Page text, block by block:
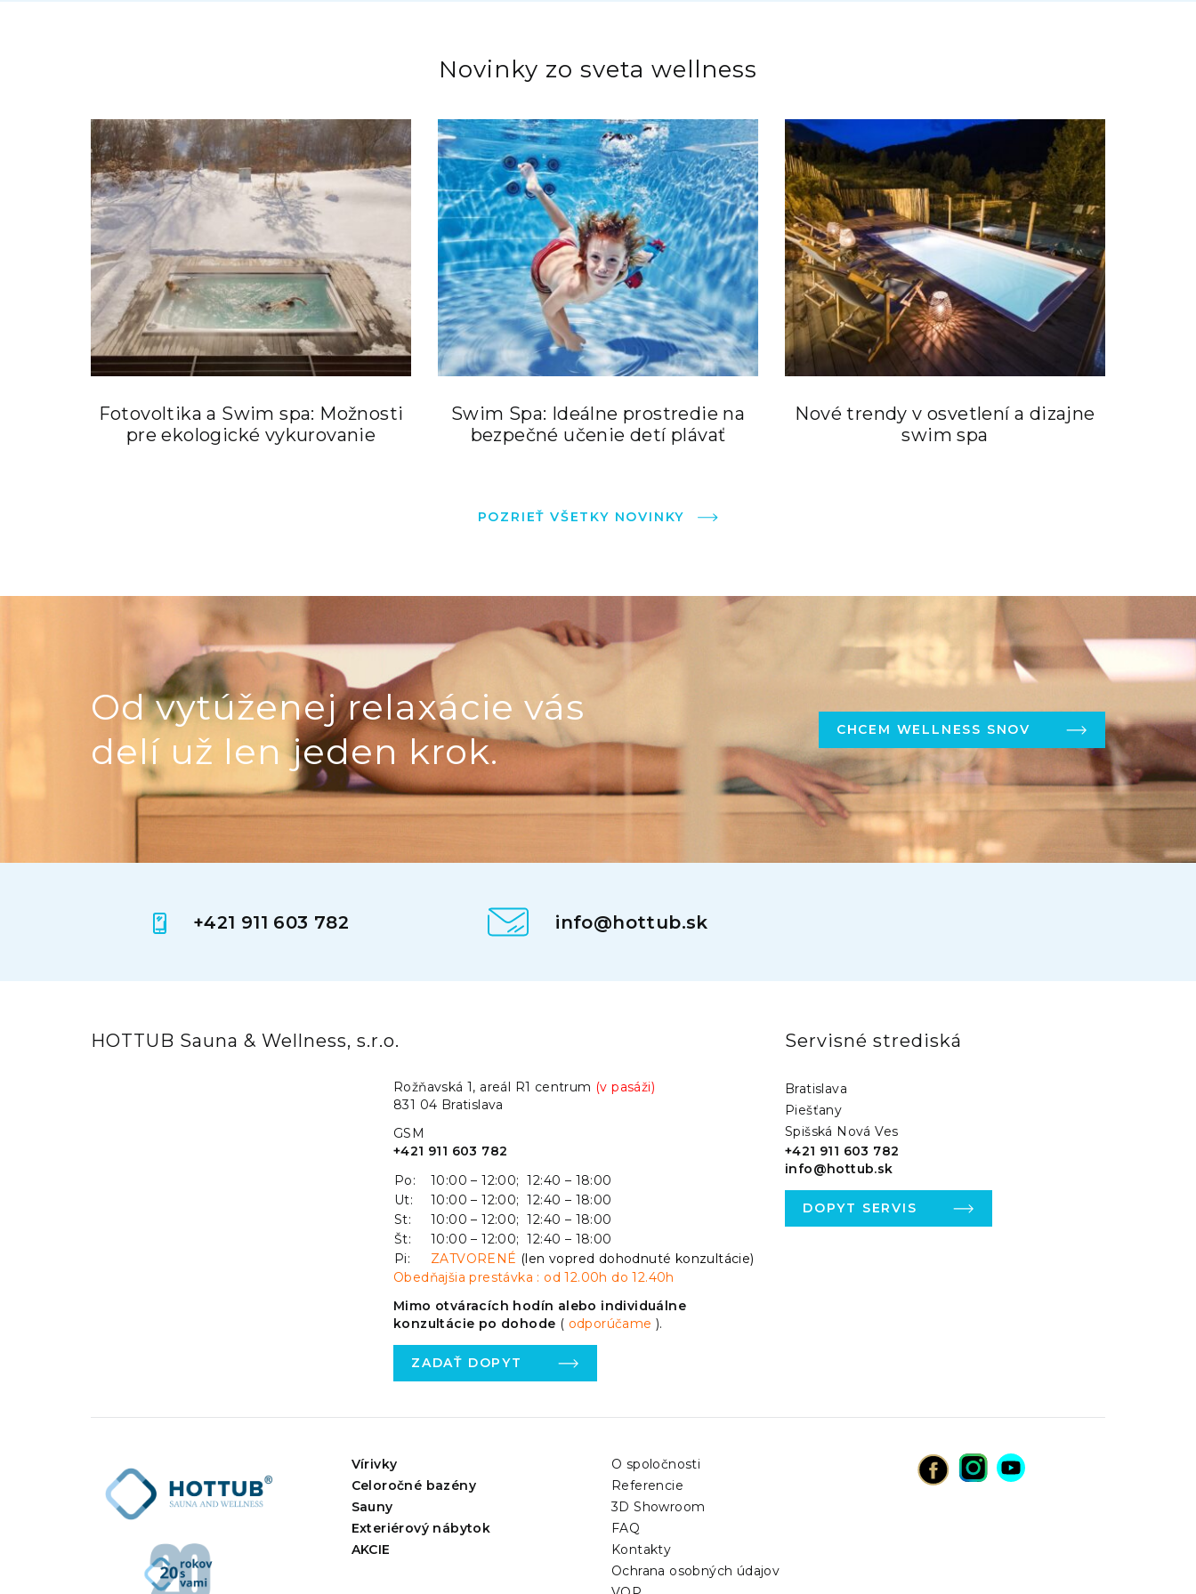
Novinky zo sveta wellness
Fotovoltika a Swim spa: Možnosti
pre ekologické vykurovanie
Swim Spa: Ideálne prostredie na
bezpečné učenie detí plávať
Nové trendy v osvetlení a dizajne
swim spa
POZRIEŤ VŠETKY NOVINKY
Od vytúženej relaxácie vás
delí už len jeden krok.
CHCEM WELLNESS SNOV
+421 911 603 782 info@hottub.sk
HOTTUB Sauna & Wellness, s.r.o.
Rožňavská 1, areál R1 centrum (v pasáži)
831 04 Bratislava
GSM
+421 911 603 782
Po:
10:00 – 12:00; 12:40 – 18:00
Ut:
10:00 – 12:00; 12:40 – 18:00
St:
10:00 – 12:00; 12:40 – 18:00
Št:
10:00 – 12:00; 12:40 – 18:00
Pi:
ZATVORENÉ (len vopred dohodnuté konzultácie)
Obedňajšia prestávka : od 12.00h do 12.40h
Mimo otváracích hodín alebo individuálne
konzultácie po dohode ( odporúčame).
ZADAŤ DOPYT
Servisné strediská
Bratislava
Piešťany
Spišská Nová Ves
+421 911 603 782
info@hottub.sk
DOPYT SERVIS
Vírivky
Celoročné bazény
Sauny
Exteriérový nábytok
AKCIE
O spoločnosti
Referencie
3D Showroom
FAQ
Kontakty
Ochrana osobných údajov